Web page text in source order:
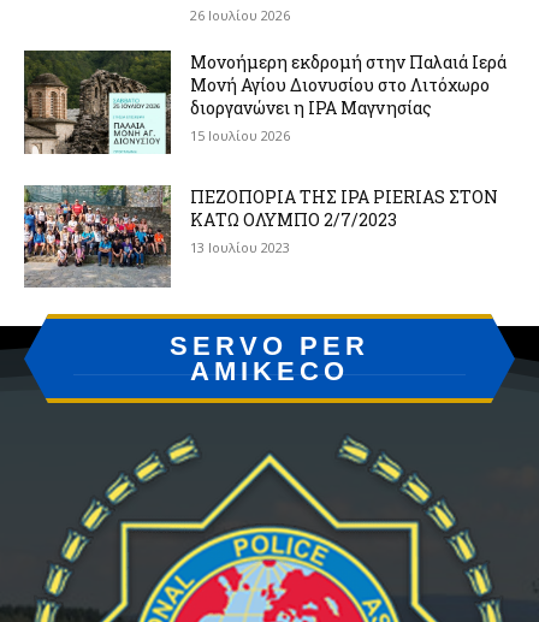
26 Ιουλίου 2026
Μονοήμερη εκδρομή στην Παλαιά Ιερά
Μονή Αγίου Διονυσίου στο Λιτόχωρο
διοργανώνει η IPA Μαγνησίας
15 Ιουλίου 2026
ΠΕΖΟΠΟΡΙΑ ΤΗΣ IPA PIERIAS ΣΤΟΝ
ΚΑΤΩ ΟΛΥΜΠΟ 2/7/2023
13 Ιουλίου 2023
SERVO PER
AMIKECO